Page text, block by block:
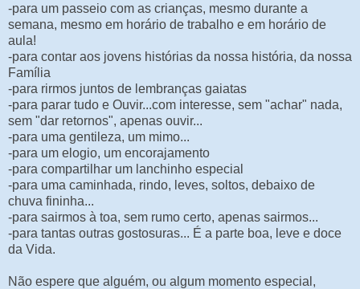
-para um passeio com as crianças, mesmo durante a
semana, mesmo em horário de trabalho e em horário de
aula!
-para contar aos jovens histórias da nossa história, da nossa
Família
-para rirmos juntos de lembranças gaiatas
-para parar tudo e Ouvir...com interesse, sem "achar" nada,
sem "dar retornos", apenas ouvir...
-para uma gentileza, um mimo...
-para um elogio, um encorajamento
-para compartilhar um lanchinho especial
-para uma caminhada, rindo, leves, soltos, debaixo de
chuva fininha...
-para sairmos à toa, sem rumo certo, apenas sairmos...
-para tantas outras gostosuras... É a parte boa, leve e doce
da Vida.
Não espere que alguém, ou algum momento especial,